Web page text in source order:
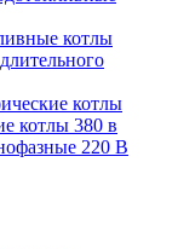
котлы
котлы
котлы 380 в
220 В